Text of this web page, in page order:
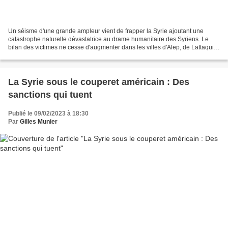
Un séisme d'une grande ampleur vient de frapper la Syrie ajoutant une
catastrophe naturelle dévastatrice au drame humanitaire des Syriens. Le
bilan des victimes ne cesse d'augmenter dans les villes d'Alep, de Lattaquié,
La Syrie sous le couperet américain : Des
sanctions qui tuent
Publié le 09/02/2023 à 18:30
Par Gilles Munier